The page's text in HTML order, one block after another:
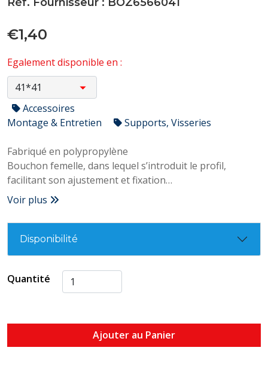
€1,40
Egalement disponible en :
Accessoires
Montage & Entretien
Supports, Visseries
Fabriqué en polypropylène
Bouchon femelle, dans lequel s’introduit le profil,
facilitant son ajustement et fixation
Il donne une meilleure qualité de finition dans
l’installation
Évite possibles coupures par friction
Voir plus
Disponibilité
Quantité
Ajouter au Panier